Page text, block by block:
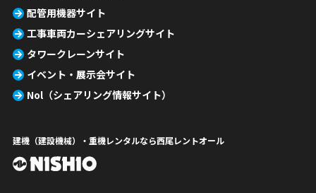
配管用機器サイト
工事車両カーシェアリングサイト
タワークレーンサイト
イベント・展示会サイト
Nol（シェアリング情報サイト）
建機（建設機械）・重機レンタルなら西尾レントオール